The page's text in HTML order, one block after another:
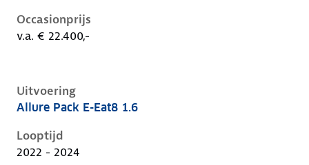
Occasionprijs
v.a. € 22.400,-
Uitvoering
Peugeot 408 i, 1.6, 133 kW, Plug-in Hybride
Allure Pack E-Eat8 1.6
Looptijd
2022 - 2024